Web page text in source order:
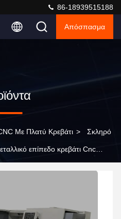
86-18939515188
Απόσπασμα
Με Πλατύ Κρεβάτι > Σκληρό
επίπεδο κρεβάτι Cnc